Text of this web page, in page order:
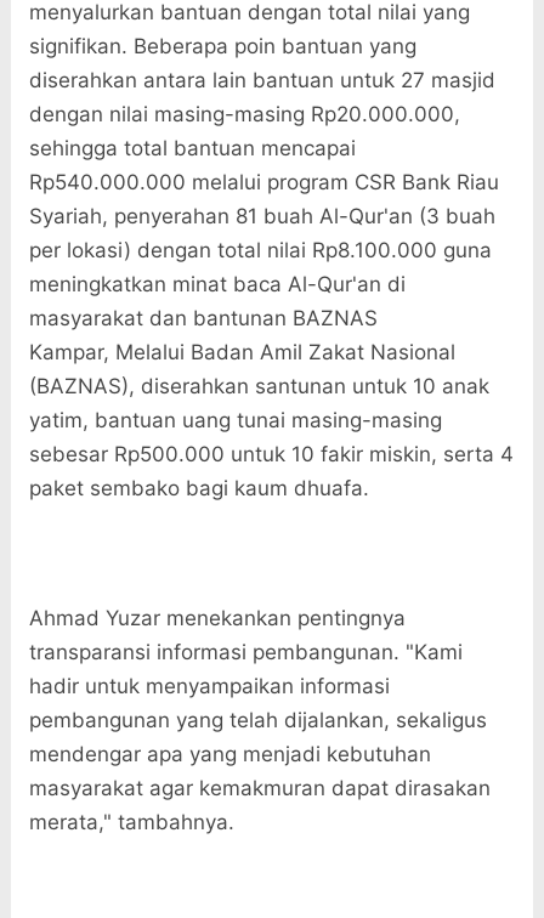
menyalurkan bantuan dengan total nilai yang
signifikan. Beberapa poin bantuan yang
diserahkan antara lain bantuan untuk 27 masjid
dengan nilai masing-masing Rp20.000.000,
sehingga total bantuan mencapai
Rp540.000.000 melalui program CSR Bank Riau
Syariah, penyerahan 81 buah Al-Qur'an (3 buah
per lokasi) dengan total nilai Rp8.100.000 guna
meningkatkan minat baca Al-Qur'an di
masyarakat dan bantunan BAZNAS
Kampar, Melalui Badan Amil Zakat Nasional
(BAZNAS), diserahkan santunan untuk 10 anak
yatim, bantuan uang tunai masing-masing
sebesar Rp500.000 untuk 10 fakir miskin, serta 4
paket sembakobagi kaum dhuafa.
Ahmad Yuzar menekankan pentingnya
transparansi informasi pembangunan. "Kami
hadir untuk menyampaikan informasi
pembangunan yang telah dijalankan, sekaligus
mendengar apa yang menjadi kebutuhan
masyarakat agar kemakmuran dapat dirasakan
merata," tambahnya.